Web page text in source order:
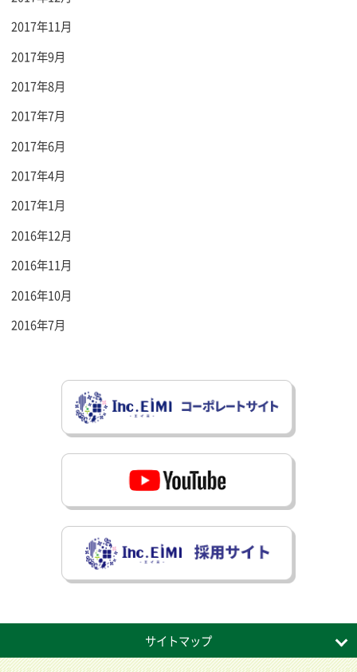
2017年11月
2017年9月
2017年8月
2017年7月
2017年6月
2017年4月
2017年1月
2016年12月
2016年11月
2016年10月
2016年7月
サイトマップ